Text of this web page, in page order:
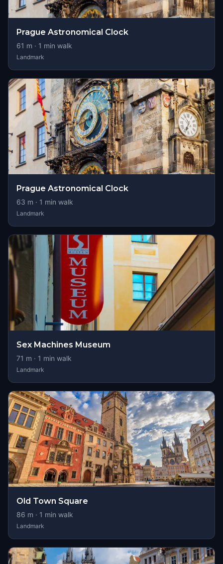
Prague Astronomical Clock
61 m · 1 min walk
Landmark
Prague Astronomical Clock
63 m · 1 min walk
Landmark
Sex Machines Museum
71 m · 1 min walk
Landmark
Old Town Square
86 m · 1 min walk
Landmark